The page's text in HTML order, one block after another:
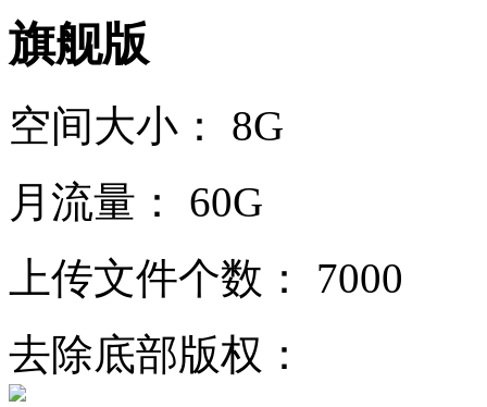
旗舰版
空间大小：
8G
月流量：
60G
上传文件个数：
7000
去除底部版权：